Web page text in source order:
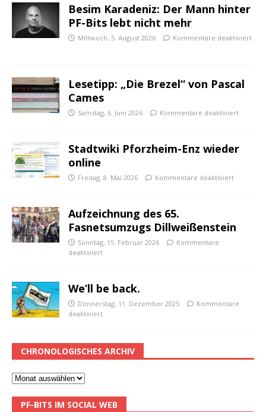
Besim Karadeniz: Der Mann hinter
PF-Bits lebt nicht mehr
Mittwoch, 5. August 2026 Kommentare deaktiviert
Lesetipp: „Die Brezel“ von Pascal
Cames
Samstag, 6. Juni 2026 Kommentare deaktiviert
Stadtwiki Pforzheim-Enz wieder
online
Freitag, 8. Mai 2026 Kommentare deaktiviert
Aufzeichnung des 65.
Fasnetsumzugs Dillweißenstein
Sonntag, 15. Februar 2026
Kommentare
deaktiviert
We’ll be back.
Donnerstag, 11. Dezember 2025
Kommentare
deaktiviert
CHRONOLOGISCHES ARCHIV
PF-BITS IM SOCIAL WEB